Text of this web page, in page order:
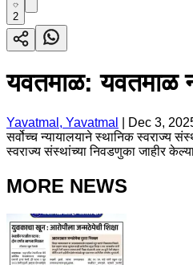
2
यवतमाळ: यवतमाळ
Yavatmal, Yavatmal
Dec 3,
सर्वोच्च न्यायालयाने स्थानिक स्वराज्य
स्वराज्य संस्थांच्या निवडणुका जाहीर
MORE NEWS